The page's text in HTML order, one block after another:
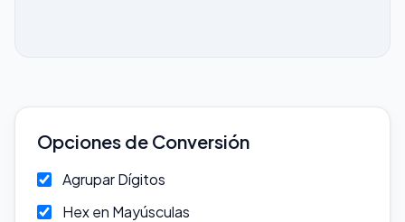
Opciones de Conversión
Agrupar Dígitos
Hex en Mayúsculas